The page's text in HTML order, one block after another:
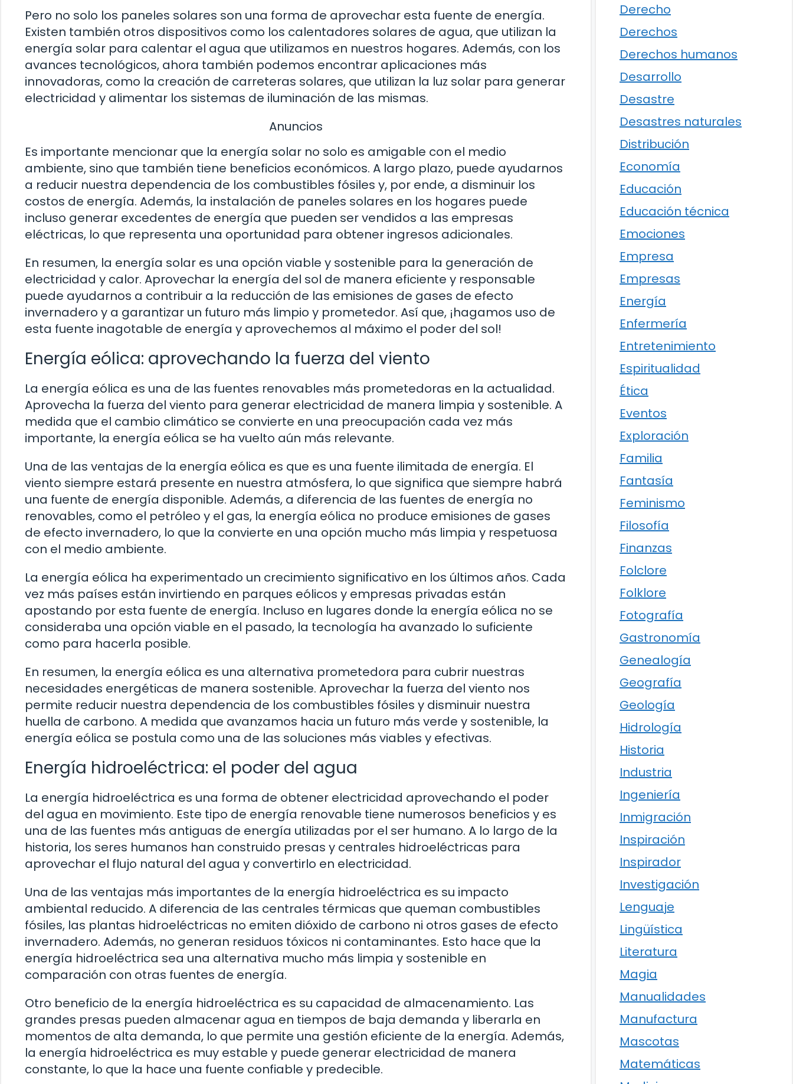
Pero no solo los paneles solares son una forma de aprovechar esta fuente de energía.
Existen también otros dispositivos como los calentadores solares de agua, que utilizan la
energía solar para calentar el agua que utilizamos en nuestros hogares. Además, con los
avances tecnológicos, ahora también podemos encontrar aplicaciones más
innovadoras, como la creación de carreteras solares, que utilizan la luz solar para generar
electricidad y alimentar los sistemas de iluminación de las mismas.
Anuncios
Es importante mencionar que la energía solar no solo es amigable con el medio
ambiente, sino que también tiene beneficios económicos. A largo plazo, puede ayudarnos
a reducir nuestra dependencia de los combustibles fósiles y, por ende, a disminuir los
costos de energía. Además, la instalación de paneles solares en los hogares puede
incluso generar excedentes de energía que pueden ser vendidos a las empresas
eléctricas, lo que representa una oportunidad para obtener ingresos adicionales.
En resumen, la energía solar es una opción viable y sostenible para la generación de
electricidad y calor. Aprovechar la energía del sol de manera eficiente y responsable
puede ayudarnos a contribuir a la reducción de las emisiones de gases de efecto
invernadero y a garantizar un futuro más limpio y prometedor. Así que, ¡hagamos uso de
esta fuente inagotable de energía y aprovechemos al máximo el poder del sol!
Energía eólica: aprovechando la fuerza del viento
La energía eólica es una de las fuentes renovables más prometedoras en la actualidad.
Aprovecha la fuerza del viento para generar electricidad de manera limpia y sostenible. A
medida que el cambio climático se convierte en una preocupación cada vez más
importante, la energía eólica se ha vuelto aún más relevante.
Una de las ventajas de la energía eólica es que es una fuente ilimitada de energía. El
viento siempre estará presente en nuestra atmósfera, lo que significa que siempre habrá
una fuente de energía disponible. Además, a diferencia de las fuentes de energía no
renovables, como el petróleo y el gas, la energía eólica no produce emisiones de gases
de efecto invernadero, lo que la convierte en una opción mucho más limpia y respetuosa
con el medio ambiente.
La energía eólica ha experimentado un crecimiento significativo en los últimos años. Cada
vez más países están invirtiendo en parques eólicos y empresas privadas están
apostando por esta fuente de energía. Incluso en lugares donde la energía eólica no se
consideraba una opción viable en el pasado, la tecnología ha avanzado lo suficiente
como para hacerla posible.
En resumen, la energía eólica es una alternativa prometedora para cubrir nuestras
necesidades energéticas de manera sostenible. Aprovechar la fuerza del viento nos
permite reducir nuestra dependencia de los combustibles fósiles y disminuir nuestra
huella de carbono. A medida que avanzamos hacia un futuro más verde y sostenible, la
energía eólica se postula como una de las soluciones más viables y efectivas.
Energía hidroeléctrica: el poder del agua
La energía hidroeléctrica es una forma de obtener electricidad aprovechando el poder
del agua en movimiento. Este tipo de energía renovable tiene numerosos beneficios y es
una de las fuentes más antiguas de energía utilizadas por el ser humano. A lo largo de la
historia, los seres humanos han construido presas y centrales hidroeléctricas para
aprovechar el flujo natural del agua y convertirlo en electricidad.
Una de las ventajas más importantes de la energía hidroeléctrica es su impacto
ambiental reducido. A diferencia de las centrales térmicas que queman combustibles
fósiles, las plantas hidroeléctricas no emiten dióxido de carbono ni otros gases de efecto
invernadero. Además, no generan residuos tóxicos ni contaminantes. Esto hace que la
energía hidroeléctrica sea una alternativa mucho más limpia y sostenible en
comparación con otras fuentes de energía.
Otro beneficio de la energía hidroeléctrica es su capacidad de almacenamiento. Las
grandes presas pueden almacenar agua en tiempos de baja demanda y liberarla en
momentos de alta demanda, lo que permite una gestión eficiente de la energía. Además,
la energía hidroeléctrica es muy estable y puede generar electricidad de manera
constante, lo que la hace una fuente confiable y predecible.
Derecho
Derechos
Derechos humanos
Desarrollo
Desastre
Desastres naturales
Distribución
Economía
Educación
Educación técnica
Emociones
Empresa
Empresas
Energía
Enfermería
Entretenimiento
Espiritualidad
Ética
Eventos
Exploración
Familia
Fantasía
Feminismo
Filosofía
Finanzas
Folclore
Folklore
Fotografía
Gastronomía
Genealogía
Geografía
Geología
Hidrología
Historia
Industria
Ingeniería
Inmigración
Inspiración
Inspirador
Investigación
Lenguaje
Lingüística
Literatura
Magia
Manualidades
Manufactura
Mascotas
Matemáticas